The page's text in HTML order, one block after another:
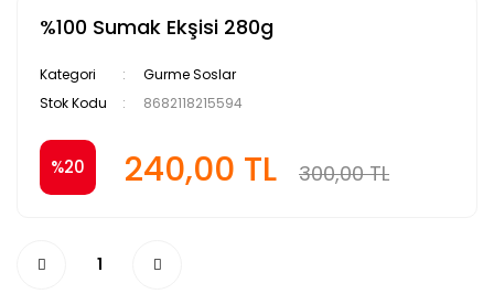
%100 Sumak Ekşisi 280g
Kategori
Gurme Soslar
Stok Kodu
8682118215594
%20 240,00 TL 300,00 TL